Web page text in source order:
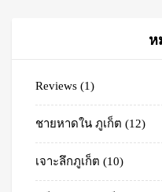
ห
Reviews (1)
ชายหาดใน ภูเก็ต (12)
เจาะลึกภูเก็ต (10)